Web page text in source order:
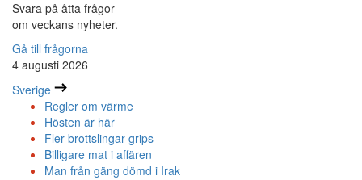
Svara på åtta frågor
om veckans nyheter.
Gå till frågorna
4 augusti 2026
Sverige
Regler om värme
Hösten är här
Fler brottslingar grips
Billigare mat i affären
Man från gäng dömd i Irak